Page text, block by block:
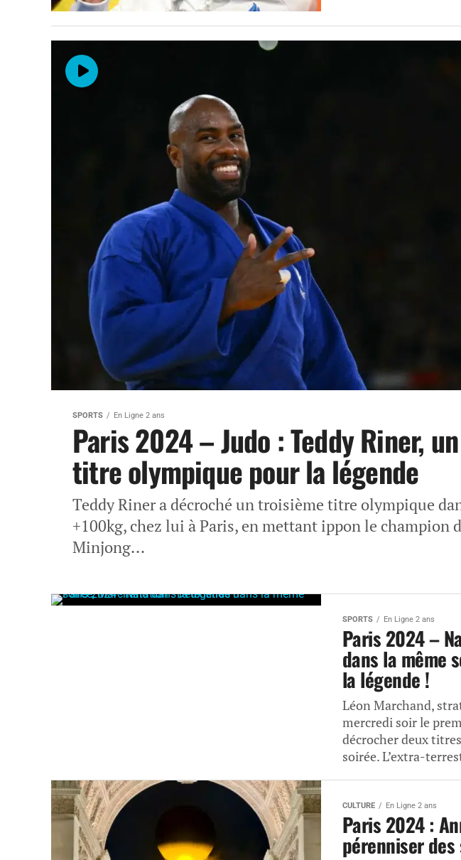
SPORTS En Ligne 2 ans
Paris 2024 – Judo : Teddy Riner,
titre olympique pour la légende
Teddy Riner a décroché un troisième titre olympique
+100kg, chez lui à Paris, en mettant ippon le champion
Minjong...
SPORTS En Ligne 2 ans
Paris 2024 –
dans la même
la légende !
Léon Marchand,
mercredi soir le
décrocher deux
soirée. L’extra-
CULTURE En Ligne 2 ans
Paris 2024 :
pérenniser